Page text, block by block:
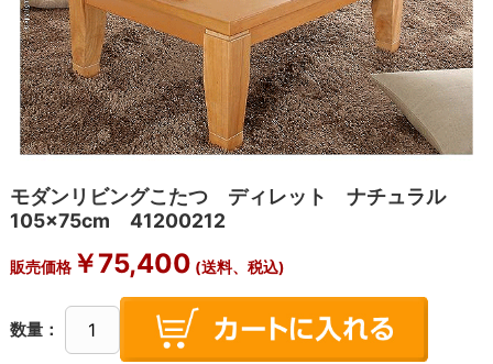
モダンリビングこたつ ディレット ナチュラル
105×75cm 41200212
販売価格￥75,400 (送料、税込)
数量：